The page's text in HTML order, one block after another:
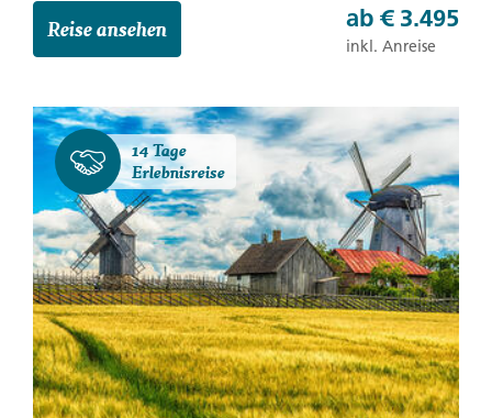
Reise ansehen ab € 3.495
inkl. Anreise
14 Tage
Erlebnisreise